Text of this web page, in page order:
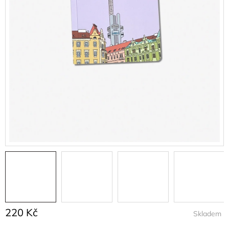
220 Kč Skladem